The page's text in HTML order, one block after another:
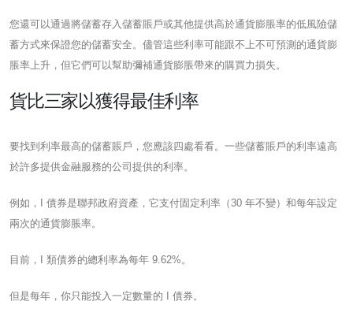
您還可以通過將儲蓄存入儲蓄賬戶或其他提供高於通貨膨脹率的低風險儲
蓄方式來保證您的儲蓄安全。儘管這些利率可能跟不上不可預測的通貨膨
脹率上升，但它們可以幫助彌補通貨膨脹帶來的購買力損失。
貨比三家以獲得最佳利率
要找到利率最高的儲蓄賬戶，您應該四處看看。一些儲蓄賬戶的利率遠高
於許多提供金融服務的公司提供的利率。
例如，I 債券是聯邦政府資產，它支付固定利率（30 年不變）和每年設定
兩次的通貨膨脹率。
目前，I 類債券的總利率為每年 9.62%。
但是每年，你只能投入一定數量的 I 債券。